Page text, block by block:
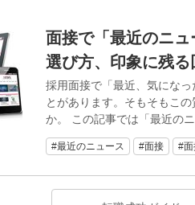
面接で「最近のニ
選び方、印象に残る
採用面接で「最近、気にな
とがあります。そもそもこ
か。 この記事では「最近の
#最近のニュース #面接 #面